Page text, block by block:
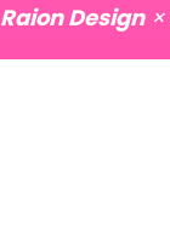
Raion Design×